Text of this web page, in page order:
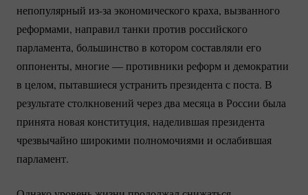
непопулярный из-за экономического краха, вызванного
реформами, направил танки против российского
парламента, большинство в котором составляли его
оппоненты, многие — противники реформ и демократии
в целом, пытавшиеся устранить президента с поста. В
результате столкновений через два месяца в России была
принята новая конституция, наделившая президента
чрезвычайно широкими полномочиями и ослабившая
парламент.